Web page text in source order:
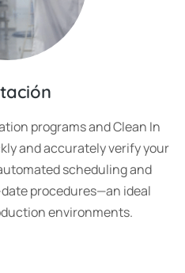
programs and Clean In
and accurately verify your
scheduling and
procedures—an ideal
environments.